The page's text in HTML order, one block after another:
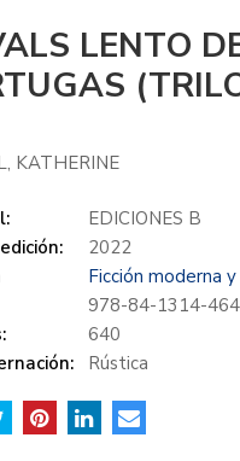
LENTO
KATHERINE
EDICIONES B
2022
Ficción moderna
978-84-1314-
640
Rústica